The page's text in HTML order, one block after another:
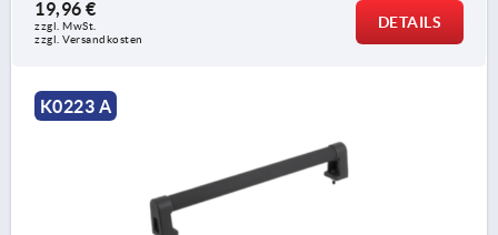
19,96 €
zzgl. MwSt.
zzgl. Versandkosten
DETAILS
K0223 A